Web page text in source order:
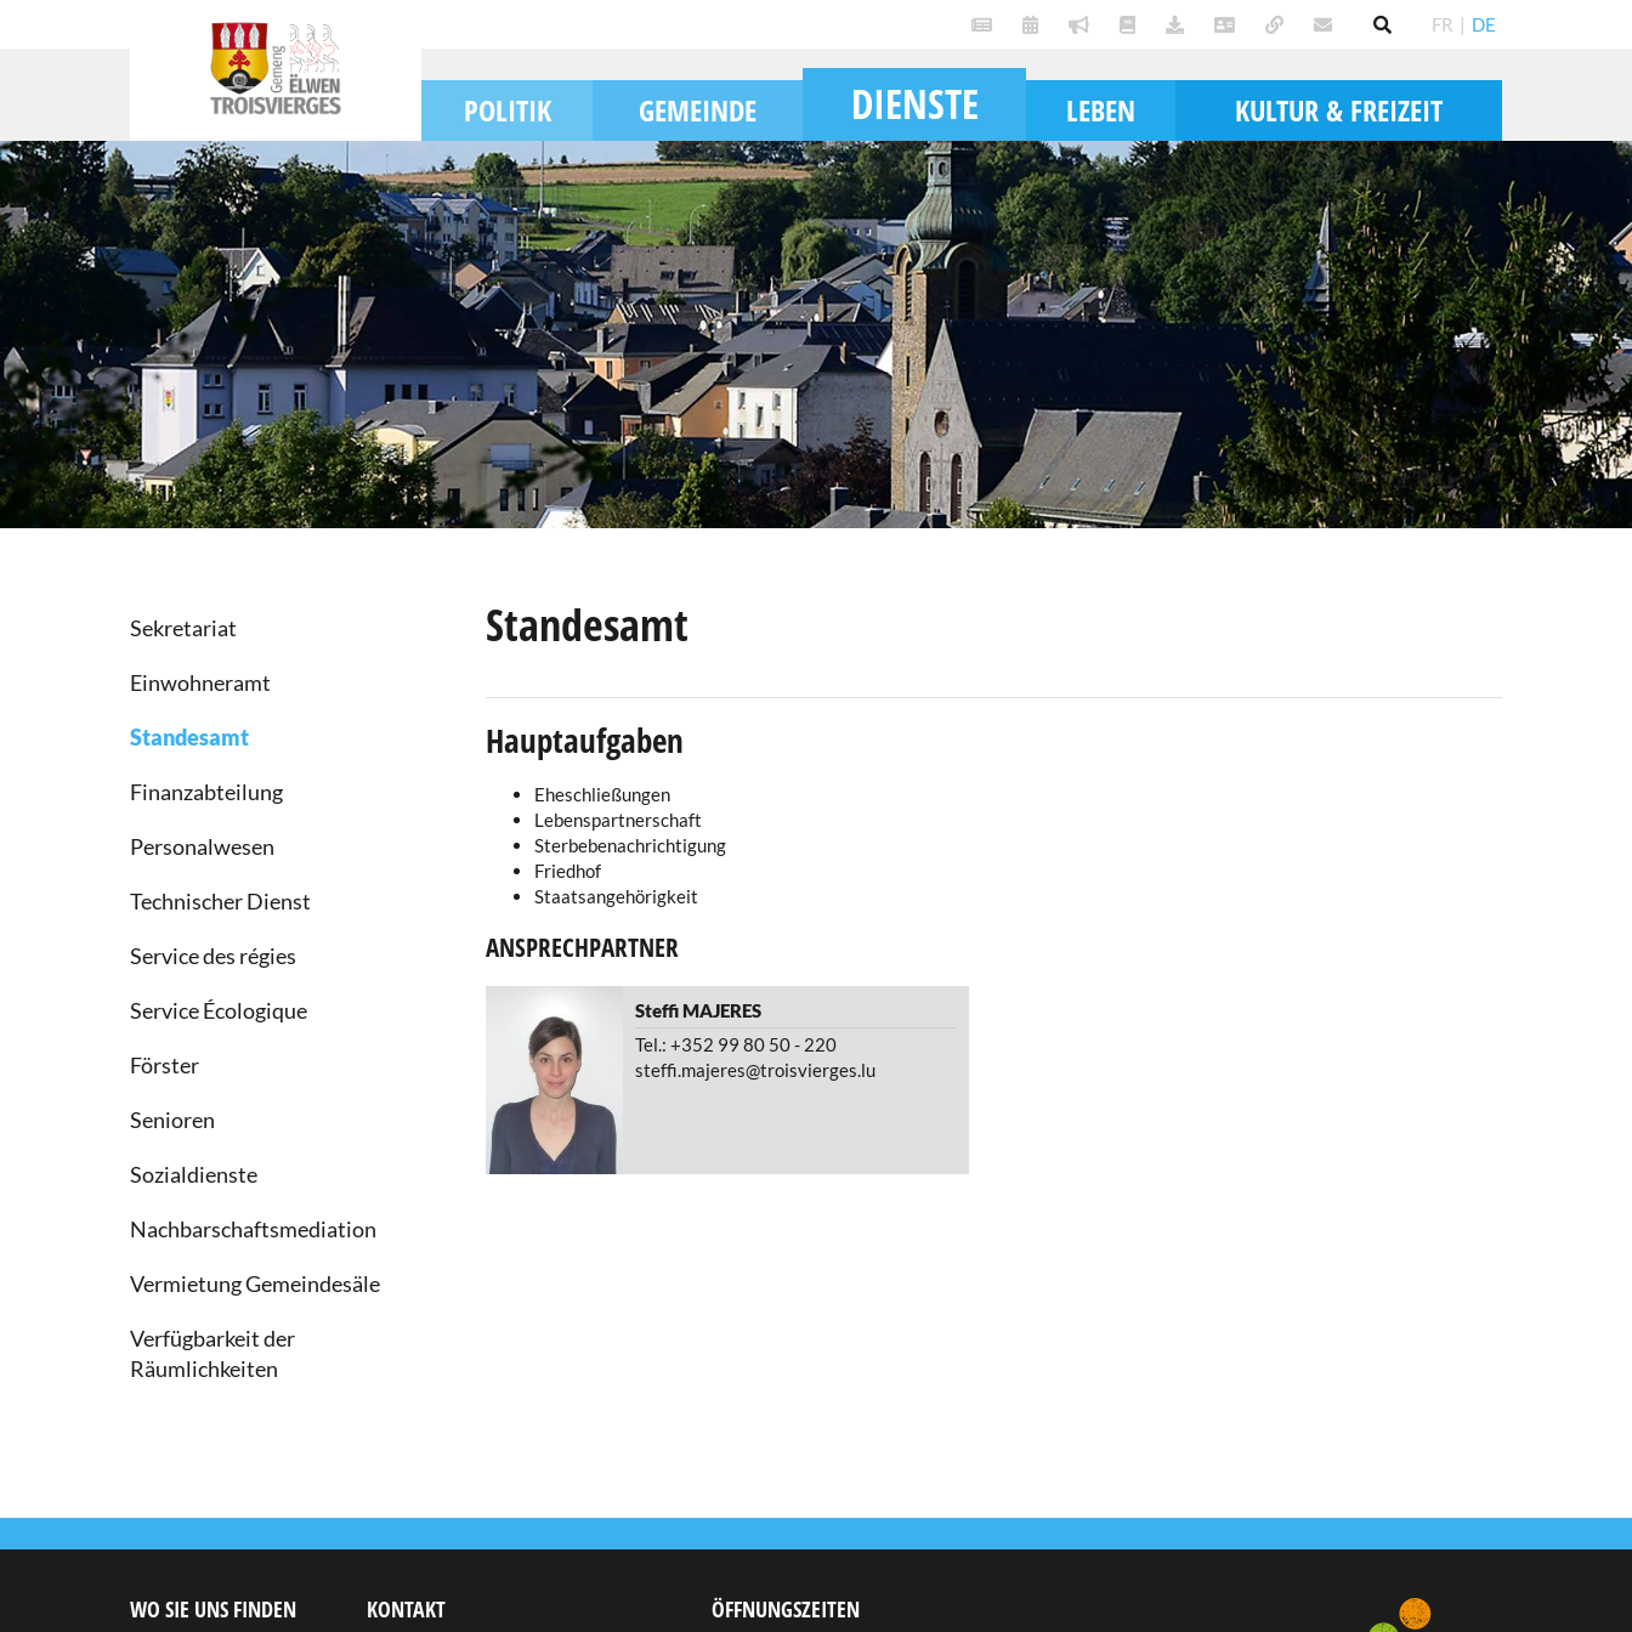
FR | DE
POLITIK GEMEINDE DIENSTE LEBEN KULTUR & FREIZEIT
Sekretariat
Einwohneramt
Standesamt
Finanzabteilung
Personalwesen
Technischer Dienst
Service des régies
Service Écologique
Förster
Senioren
Sozialdienste
Nachbarschaftsmediation
Vermietung Gemeindesäle
Verfügbarkeit der
Räumlichkeiten
Standesamt
Hauptaufgaben
Eheschließungen
Lebenspartnerschaft
Sterbebenachrichtigung
Friedhof
Staatsangehörigkeit
ANSPRECHPARTNER
Steffi MAJERES
Tel.: +352 99 80 50 - 220
steffi.majeres@troisvierges.lu
WO SIE UNS FINDEN KONTAKT ÖFFNUNGSZEITEN